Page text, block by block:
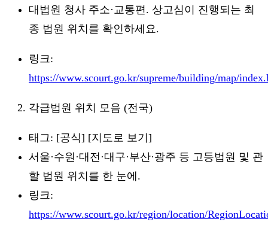
대법원 청사 주소·교통편. 상고심이 진행되는 최
종 법원 위치를 확인하세요.
링크:
https://www.scourt.go.kr/supreme/building/map/
각급법원 위치 모음 (전국)
태그: [공식] [지도로 보기]
서울·수원·대전·대구·부산·광주 등 고등법원 및 관
할 법원 위치를 한 눈에.
링크:
https://www.scourt.go.kr/region/location/